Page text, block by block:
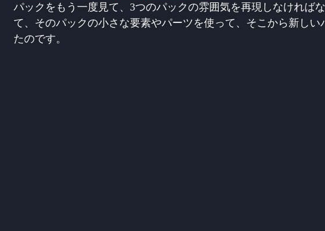
パックをもう一度見て、3つのパックの雰囲気を再現しなければ
て、そのパックの小さな要素やパーツを使って、そこから新しい
たのです。